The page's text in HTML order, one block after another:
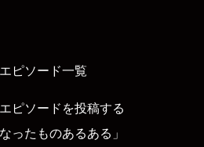
ピソード一覧
ピソードを投稿する
ったものあるある」